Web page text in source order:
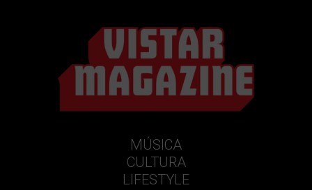
MÚSICA
CULTURA
LIFESTYLE